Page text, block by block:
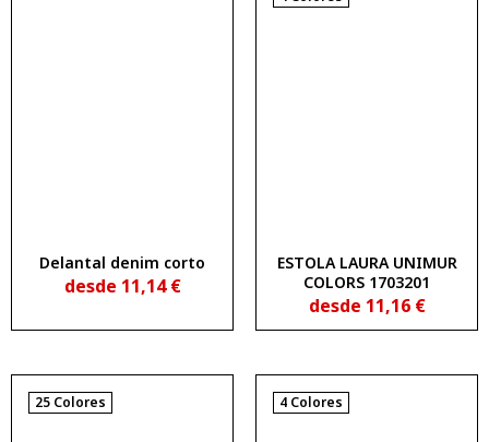
Delantal denim corto
desde 11,14€
ESTOLA LAURA UNIMUR
COLORS 1703201
desde 11,16 €
25 Colores 4 Colores